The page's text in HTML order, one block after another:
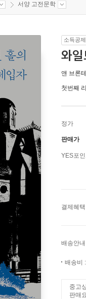
서양 고전문학
소득공제
와
앤 브론테
첫번째
정가
판매가
YES포
결제혜택
배송안내
배송비
중고
판매